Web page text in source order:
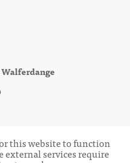
this website to function
services require